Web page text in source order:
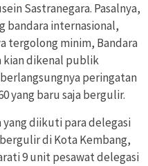
Sastranegara. Pasalnya,
bandara internasional,
tergolong minim, Bandara
kian dikenal publik
peringatan
yang baru saja bergulir.
diikuti para delegasi
di Kota Kembang,
9 unit pesawat delegasi